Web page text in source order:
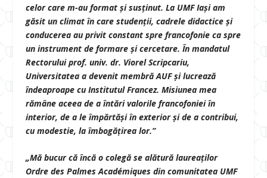
celor care m-au format și susținut. La UMF Iași am
găsit un climat în care studenții, cadrele didactice și
conducerea au privit constant spre francofonie ca spre
un instrument de formare și cercetare. În mandatul
Rectorului prof. univ. dr. Viorel Scripcariu,
Universitatea a devenit membră AUF și lucrează
îndeaproape cu Institutul Francez. Misiunea mea
rămâne aceea de a întări valorile francofoniei în
interior, de a le împărtăși în exterior și de a contribui,
cu modestie, la îmbogățirea lor.”
„Mă bucur că încă o colegă se alătură laureaților
Ordre des Palmes Académiques din comunitatea UMF